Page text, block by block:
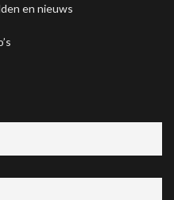
en nieuws